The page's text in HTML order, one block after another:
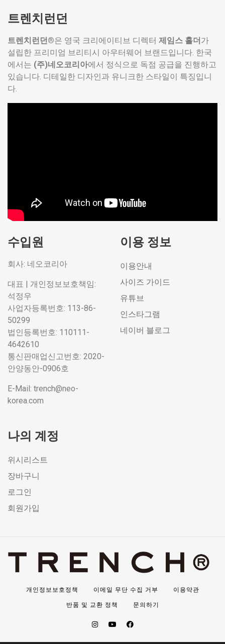
트렌치런던
트렌치런던®은 영국 크리에이티브 디렉터 제임스 홀더가
설립한 프리미엄 브리티시 아우터웨어 브랜드입니다. 한국
에서는 (주)네오코리아에서 정식으로 독점 공급을 진행하고
있습니다. 디테일한 디자인과 유니크한 스타일이 특징입니
다.
수입원
회사: 네오코리아
대표 | 개인정보보호책임:
석정우
사업자등록번호: 113-86-
50299
법인등록번호: 110111-
4642610
통신판매업신고번호: 2020-
안양동안-0906호
E-Mail: trench@neo-
korea.com
이용 정보
이용안내
사이즈 가이드
유튜브
인스타그램
네이버 블로그
나의 계정
위시리스트
장바구니
로그인
회원가입
개인정보보호정책 이메일 무단 수집 거부 이용약관
반품 및 교환 정책 문의하기